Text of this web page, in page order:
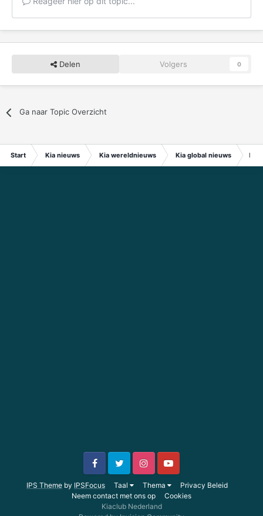
Delen Volgers 0
Ga naar Topic Overzicht
Start Kia nieuws Kia wereldnieuws Kia global nieuws Kia
IPS Theme by IPSFocus Taal Thema
Privacy Beleid
Neem contact met ons op
Cookies
Kiaclub Nederland